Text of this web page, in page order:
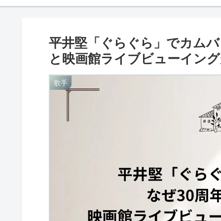
平井堅「ぐらぐら」でカム
と映画館ライブビューイン
歌手